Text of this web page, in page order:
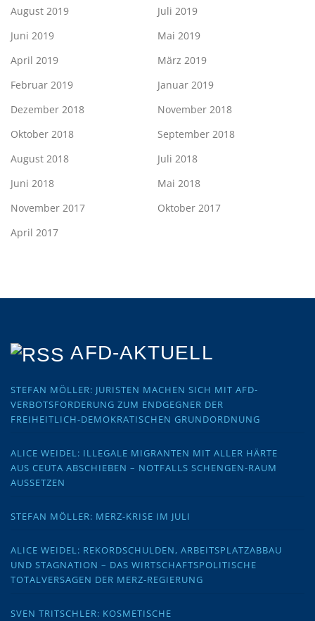
August 2019
Juli 2019
Juni 2019
Mai 2019
April 2019
März 2019
Februar 2019
Januar 2019
Dezember 2018
November 2018
Oktober 2018
September 2018
August 2018
Juli 2018
Juni 2018
Mai 2018
November 2017
Oktober 2017
April 2017
AFD-AKTUELL
STEFAN MÖLLER: JURISTEN MACHEN SICH MIT AFD-
VERBOTSFORDERUNG ZUM ENDGEGNER DER
FREIHEITLICH-DEMOKRATISCHEN GRUNDORDNUNG
ALICE WEIDEL: ILLEGALE MIGRANTEN MIT ALLER HÄRTE
AUS CEUTA ABSCHIEBEN – NOTFALLS SCHENGEN-RAUM
AUSSETZEN
STEFAN MÖLLER: MERZ-KRISE IM JULI
ALICE WEIDEL: REKORDSCHULDEN, ARBEITSPLATZABBAU
UND STAGNATION – DAS WIRTSCHAFTSPOLITISCHE
TOTALVERSAGEN DER MERZ-REGIERUNG
SVEN TRITSCHLER: KOSMETISCHE